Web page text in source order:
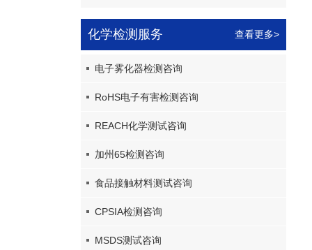
化学检测服务 查看更多>
电子雾化器检测咨询
RoHS电子有害检测咨询
REACH化学测试咨询
加州65检测咨询
食品接触材料测试咨询
CPSIA检测咨询
MSDS测试咨询